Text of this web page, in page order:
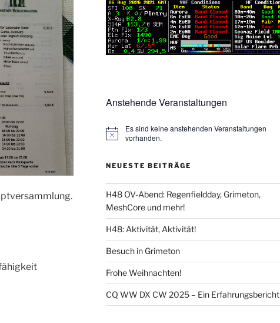
Anstehende Veranstaltungen
Es sind keine anstehenden Veranstaltungen
vorhanden.
NEUESTE BEITRÄGE
H48 OV-Abend: Regenfieldday, Grimeton,
MeshCore und mehr!
H48: Aktivität, Aktivität!
Besuch in Grimeton
Frohe Weihnachten!
CQ WW DX CW 2025 – Ein Erfahrungsbericht